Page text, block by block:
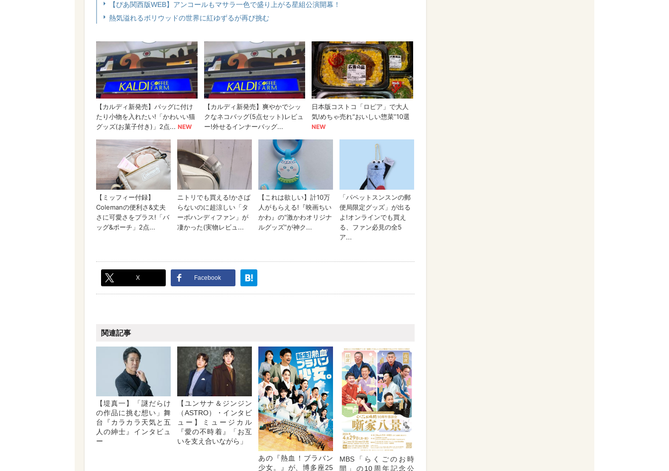
【ぴあ関西版WEB】アンコールもマサラ一色で盛り上がる星組公演開幕！
熱気溢れるボリウッドの世界に紅ゆずるが再び挑む
X Facebook
関連記事
【堤真一】「謎だらけ
の作品に挑む想い」舞
台『カラカラ天気と五
人の紳士』インタビュ
ー
【ユンサナ＆ジンジン
（ASTRO）・インタビ
ュー】ミュージカル
『愛の不時着』「お互
いを支え合いながら」
あの『熱血！ブラバン
少女。』が、博多座25
MBS「らくごのお時
間」の10周年記念公